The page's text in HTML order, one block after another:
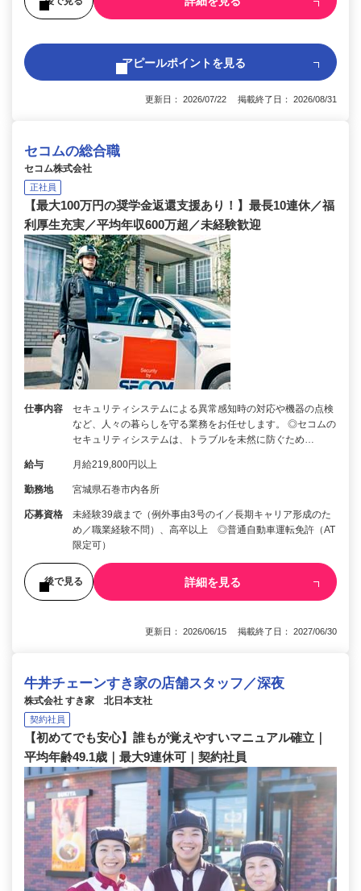
アピールポイントを見る
更新日： 2026/07/22 掲載終了日： 2026/08/31
セコムの総合職
セコム株式会社
正社員
【最大100万円の奨学金返還支援あり！】最長10連休／福
利厚生充実／平均年収600万超／未経験歓迎
仕事内容
セキュリティシステムによる異常感知時の対応や機器の点検
など、人々の暮らしを守る業務をお任せします。 ◎セコムの
セキュリティシステムは、トラブルを未然に防ぐため…
給与 月給219,800円以上
勤務地 宮城県石巻市内各所
応募資格
未経験39歳まで（例外事由3号のイ／長期キャリア形成のた
め／職業経験不問）、高卒以上 ◎普通自動車運転免許（AT
限定可）
後で見る 詳細を見る
更新日： 2026/06/15 掲載終了日： 2027/06/30
牛丼チェーンすき家の店舗スタッフ／深夜
株式会社 すき家 北日本支社
契約社員
【初めてでも安心】誰もが覚えやすいマニュアル確立｜
平均年齢49.1歳｜最大9連休可｜契約社員